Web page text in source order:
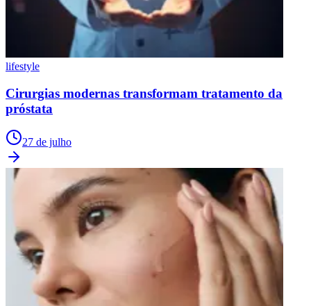
lifestyle
Cirurgias modernas transformam tratamento da
próstata
27 de julho